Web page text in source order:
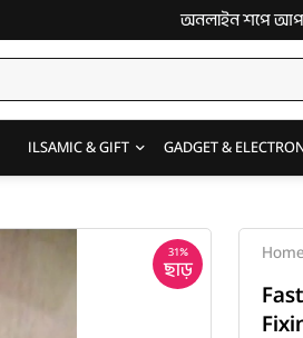
অনলাইন শপে আপনাকে
ILSAMIC & GIFT GADGET &
31%
ছাড়
Home